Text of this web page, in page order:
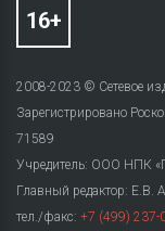
2008-2023 © Сетевое
Зарегистрировано
71589
Учредитель: ООО НПК
Главный редактор: Е.В.
тел./факс: +7 (499) 237-